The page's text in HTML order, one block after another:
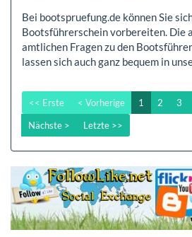
Bei bootspruefung.de können Sie
Bootsführerschein vorbereiten. Die
amtlichen Fragen zu den
lassen sich auch ganz bequem in
<< Erste < Vorherige 1 2 3
Nächste >
Letzte >>